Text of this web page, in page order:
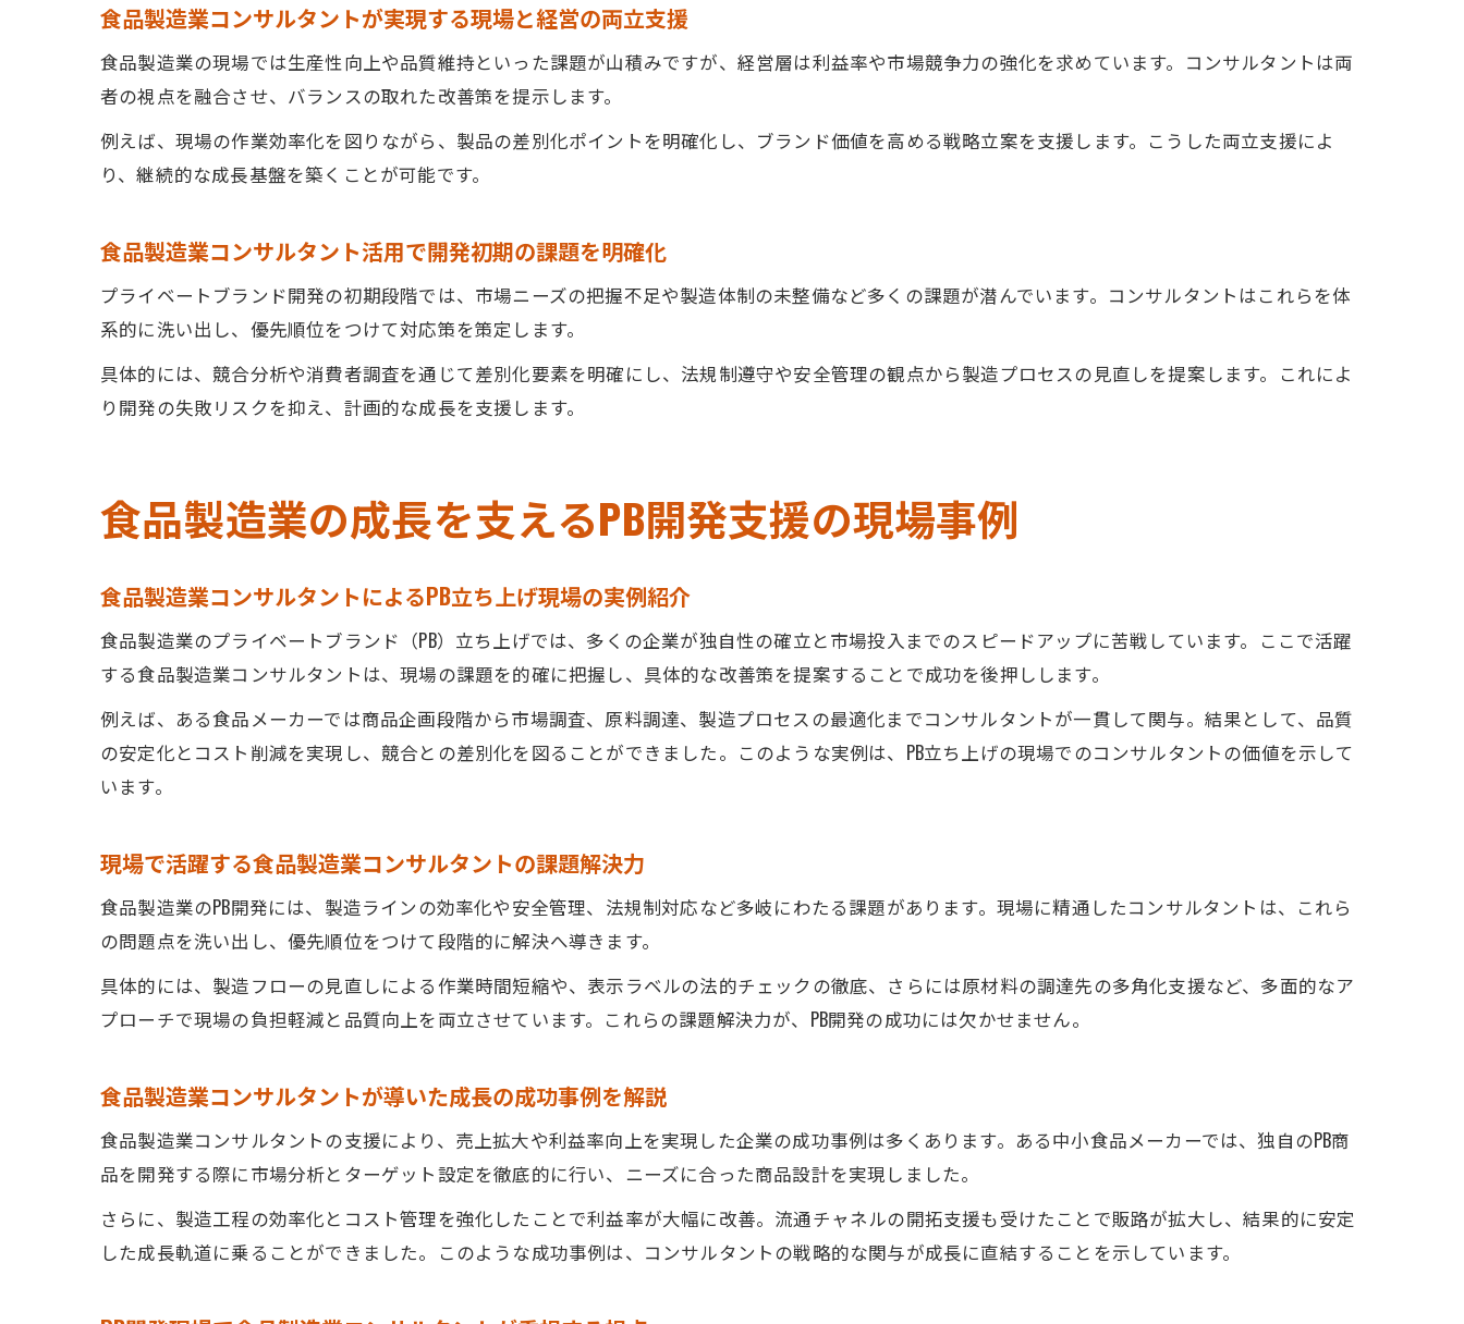
食品製造業コンサルタントによるリスク回避のポイント
食品製造業の現場課題を明確化するコンサルタントの強み
食品製造業コンサルタントが提案する失敗回避策とは
食品製造業コンサルタント活用で実現する新たな収益モデル
食品製造業コンサルタントによる収益モデル構築のポイント
食品製造業コンサルタントと創る持続可能な収益モデル
食品製造業コンサルタント活用で利益率を高める方法
食品製造業コンサルタントが示す新規収益源の見つけ方
食品製造業コンサルタントが実現する現場と経営の両立支援
食品製造業の現場では生産性向上や品質維持といった課題が山積みですが、経営層は利益率や市場競争力の強化を求めています。コンサルタントは両
者の視点を融合させ、バランスの取れた改善策を提示します。
例えば、現場の作業効率化を図りながら、製品の差別化ポイントを明確化し、ブランド価値を高める戦略立案を支援します。こうした両立支援によ
り、継続的な成長基盤を築くことが可能です。
食品製造業コンサルタント活用で開発初期の課題を明確化
プライベートブランド開発の初期段階では、市場ニーズの把握不足や製造体制の未整備など多くの課題が潜んでいます。コンサルタントはこれらを体
系的に洗い出し、優先順位をつけて対応策を策定します。
具体的には、競合分析や消費者調査を通じて差別化要素を明確にし、法規制遵守や安全管理の観点から製造プロセスの見直しを提案します。これによ
り開発の失敗リスクを抑え、計画的な成長を支援します。
食品製造業の成長を支えるPB開発支援の現場事例
食品製造業コンサルタントによるPB立ち上げ現場の実例紹介
食品製造業のプライベートブランド（PB）立ち上げでは、多くの企業が独自性の確立と市場投入までのスピードアップに苦戦しています。ここで活躍
する食品製造業コンサルタントは、現場の課題を的確に把握し、具体的な改善策を提案することで成功を後押しします。
例えば、ある食品メーカーでは商品企画段階から市場調査、原料調達、製造プロセスの最適化までコンサルタントが一貫して関与。結果として、品質
の安定化とコスト削減を実現し、競合との差別化を図ることができました。このような実例は、PB立ち上げの現場でのコンサルタントの価値を示して
います。
現場で活躍する食品製造業コンサルタントの課題解決力
食品製造業のPB開発には、製造ラインの効率化や安全管理、法規制対応など多岐にわたる課題があります。現場に精通したコンサルタントは、これら
の問題点を洗い出し、優先順位をつけて段階的に解決へ導きます。
具体的には、製造フローの見直しによる作業時間短縮や、表示ラベルの法的チェックの徹底、さらには原材料の調達先の多角化支援など、多面的なア
プローチで現場の負担軽減と品質向上を両立させています。これらの課題解決力が、PB開発の成功には欠かせません。
食品製造業コンサルタントが導いた成長の成功事例を解説
食品製造業コンサルタントの支援により、売上拡大や利益率向上を実現した企業の成功事例は多くあります。ある中小食品メーカーでは、独自のPB商
品を開発する際に市場分析とターゲット設定を徹底的に行い、ニーズに合った商品設計を実現しました。
さらに、製造工程の効率化とコスト管理を強化したことで利益率が大幅に改善。流通チャネルの開拓支援も受けたことで販路が拡大し、結果的に安定
した成長軌道に乗ることができました。このような成功事例は、コンサルタントの戦略的な関与が成長に直結することを示しています。
お問い合わせはこちら
お問い合わせはこちら